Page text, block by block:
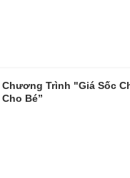
Chương Trình "Giá Sốc
Cho Bé”